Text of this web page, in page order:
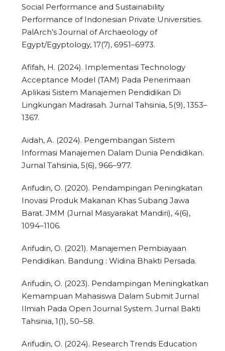
Social Performance and Sustainability
Performance of Indonesian Private Universities.
PalArch’s Journal of Archaeology of
Egypt/Egyptology, 17(7), 6951–6973.
Afifah, H. (2024). Implementasi Technology
Acceptance Model (TAM) Pada Penerimaan
Aplikasi Sistem Manajemen Pendidikan Di
Lingkungan Madrasah. Jurnal Tahsinia, 5(9), 1353–
1367.
Aidah, A. (2024). Pengembangan Sistem
Informasi Manajemen Dalam Dunia Pendidikan.
Jurnal Tahsinia, 5(6), 966–977.
Arifudin, O. (2020). Pendampingan Peningkatan
Inovasi Produk Makanan Khas Subang Jawa
Barat. JMM (Jurnal Masyarakat Mandiri), 4(6),
1094–1106.
Arifudin, O. (2021). Manajemen Pembiayaan
Pendidikan. Bandung : Widina Bhakti Persada.
Arifudin, O. (2023). Pendampingan Meningkatkan
Kemampuan Mahasiswa Dalam Submit Jurnal
Ilmiah Pada Open Journal System. Jurnal Bakti
Tahsinia, 1(1), 50–58.
Arifudin, O. (2024). Research Trends Education